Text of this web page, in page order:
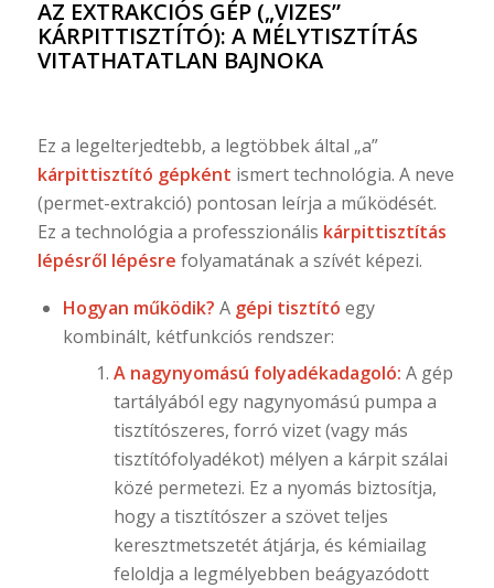
AZ EXTRAKCIÓS GÉP („VIZES”
KÁRPITTISZTÍTÓ): A MÉLYTISZTÍTÁS
VITATHATATLAN BAJNOKA
Ez a legelterjedtebb, a legtöbbek által „a”
kárpittisztító gépként ismert technológia. A neve
(permet-extrakció) pontosan leírja a működését.
Ez a technológia a professzionális kárpittisztítás
lépésről lépésre folyamatának a szívét képezi.
Hogyan működik? A gépi tisztító egy
kombinált, kétfunkciós rendszer:
A nagynyomású folyadékadagoló: A gép
tartályából egy nagynyomású pumpa a
tisztítószeres, forró vizet (vagy más
tisztítófolyadékot) mélyen a kárpit szálai
közé permetezi. Ez a nyomás biztosítja,
hogy a tisztítószer a szövet teljes
keresztmetszetét átjárja, és kémiailag
feloldja a legmélyebben beágyazódott